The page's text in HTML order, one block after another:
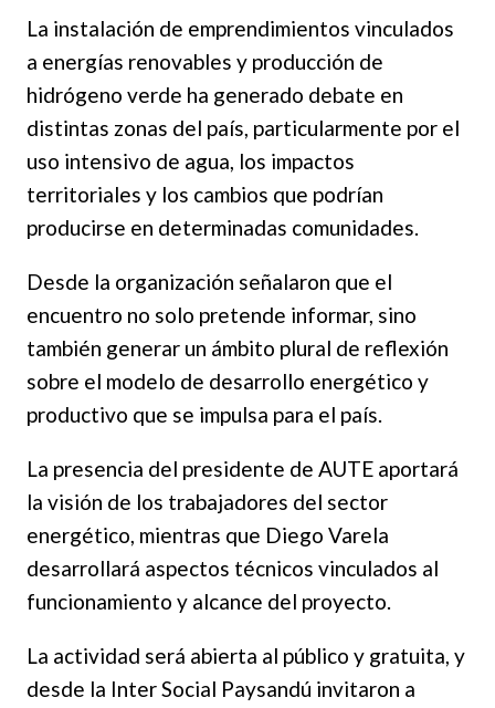
La instalación de emprendimientos vinculados
a energías renovables y producción de
hidrógeno verde ha generado debate en
distintas zonas del país, particularmente por el
uso intensivo de agua, los impactos
territoriales y los cambios que podrían
producirse en determinadas comunidades.
Desde la organización señalaron que el
encuentro no solo pretende informar, sino
también generar un ámbito plural de reflexión
sobre el modelo de desarrollo energético y
productivo que se impulsa para el país.
La presencia del presidente de AUTE aportará
la visión de los trabajadores del sector
energético, mientras que Diego Varela
desarrollará aspectos técnicos vinculados al
funcionamiento y alcance del proyecto.
La actividad será abierta al público y gratuita, y
desde la Inter Social Paysandú invitaron a